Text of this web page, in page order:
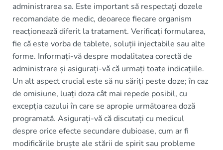
administrarea sa. Este important să respectați dozele
recomandate de medic, deoarece fiecare organism
reacționează diferit la tratament. Verificați formularea,
fie că este vorba de tablete, soluții injectabile sau alte
forme. Informați-vă despre modalitatea corectă de
administrare și asigurați-vă că urmați toate indicațiile.
Un alt aspect crucial este să nu săriți peste doze; în caz
de omisiune, luați doza cât mai repede posibil, cu
excepția cazului în care se apropie următoarea doză
programată. Asigurați-vă că discutați cu medicul
despre orice efecte secundare dubioase, cum ar fi
modificările bruște ale stării de spirit sau probleme